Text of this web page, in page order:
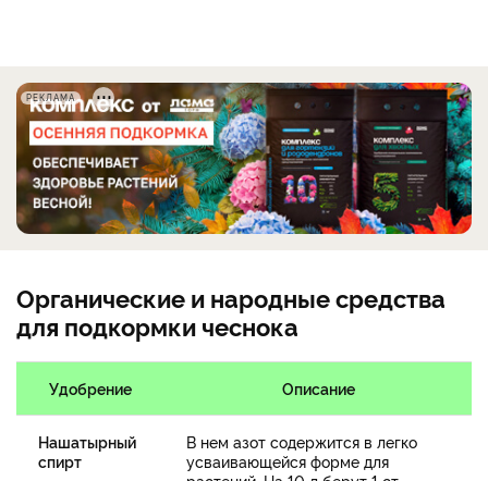
РЕКЛАМА
Органические и народные средства
для подкормки чеснока
Удобрение Описание
Нашатырный
спирт
В нем азот содержится в легко
усваивающейся форме для